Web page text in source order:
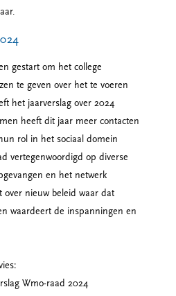
gestart om het college
te geven over het te voeren
het jaarverslag over 2024
heeft dit jaar meer contacten
rol in het sociaal domein
vertegenwoordigd op diverse
en het netwerk
over nieuw beleid waar dat
waardeert de inspanningen en
Wmo-raad 2024